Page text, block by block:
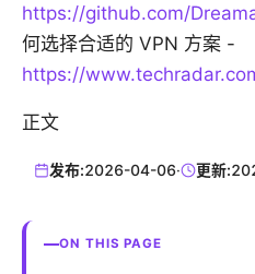
https://github.com/
何选择合适的 VPN 方案 -
https://
正文
发布:2026-04-06· 更新:
ON THIS PAGE